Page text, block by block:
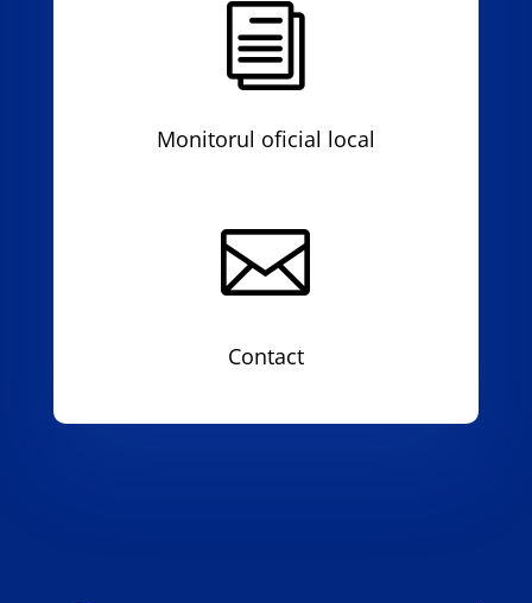
i
Monitorul oficial local

Contact